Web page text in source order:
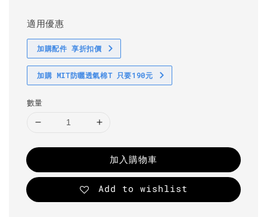
適用優惠
加購配件 享折扣價
加購 MIT防曬透氣棉T 只要190元
數量
加入購物車
Add to wishlist